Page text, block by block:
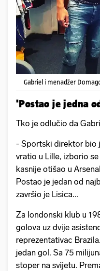
Gabriel i menadžer
'Postao je jedna
Tko je odlučio da
- Sportski direktor bio
vratio u Lille, izborio se
kasnije otišao u
Postao je jedan od
završio je Lisica...
Za londonski klub u
golova uz dvije
reprezentativac
jedan gol. Sa 75
stoper na svijetu.